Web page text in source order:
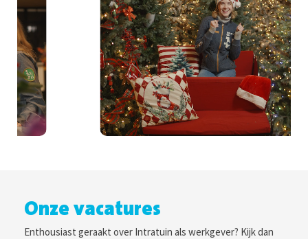
Onze vacatures
Enthousiast geraakt over Intratuin als werkgever? Kijk dan